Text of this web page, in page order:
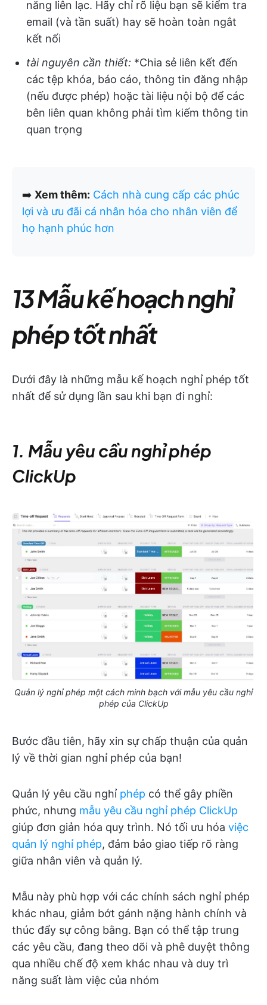
năng liên lạc. Hãy chỉ rõ liệu bạn sẽ kiểm tra
email (và tần suất) hay sẽ hoàn toàn ngắt
kết nối
tài nguyên cần thiết: *Chia sẻ liên kết đến
các tệp khóa, báo cáo, thông tin đăng nhập
(nếu được phép) hoặc tài liệu nội bộ để các
bên liên quan không phải tìm kiếm thông tin
quan trọng
➡️ Xem thêm: Cách nhà cung cấp các phúc
lợi và ưu đãi cá nhân hóa cho nhân viên để
họ hạnh phúc hơn
13 Mẫu kế hoạch nghỉ
phép tốt nhất
Dưới đây là những mẫu kế hoạch nghỉ phép tốt
nhất để sử dụng lần sau khi bạn đi nghỉ:
1. Mẫu yêu cầu nghỉ phép
ClickUp
Quản lý nghỉ phép một cách minh bạch với mẫu yêu cầu nghỉ
phép của ClickUp
Bước đầu tiên, hãy xin sự chấp thuận của quản
lý về thời gian nghỉ phép của bạn!
Quản lý yêu cầu nghỉ phép có thể gây phiền
phức, nhưng mẫu yêu cầu nghỉ phép ClickUp
giúp đơn giản hóa quy trình. Nó tối ưu hóa việc
quản lý nghỉ phép, đảm bảo giao tiếp rõ ràng
giữa nhân viên và quản lý.
Mẫu này phù hợp với các chính sách nghỉ phép
khác nhau, giảm bớt gánh nặng hành chính và
thúc đẩy sự công bằng. Bạn có thể tập trung
các yêu cầu, đang theo dõi và phê duyệt thông
qua nhiều chế độ xem khác nhau và duy trì
năng suất làm việc của nhóm